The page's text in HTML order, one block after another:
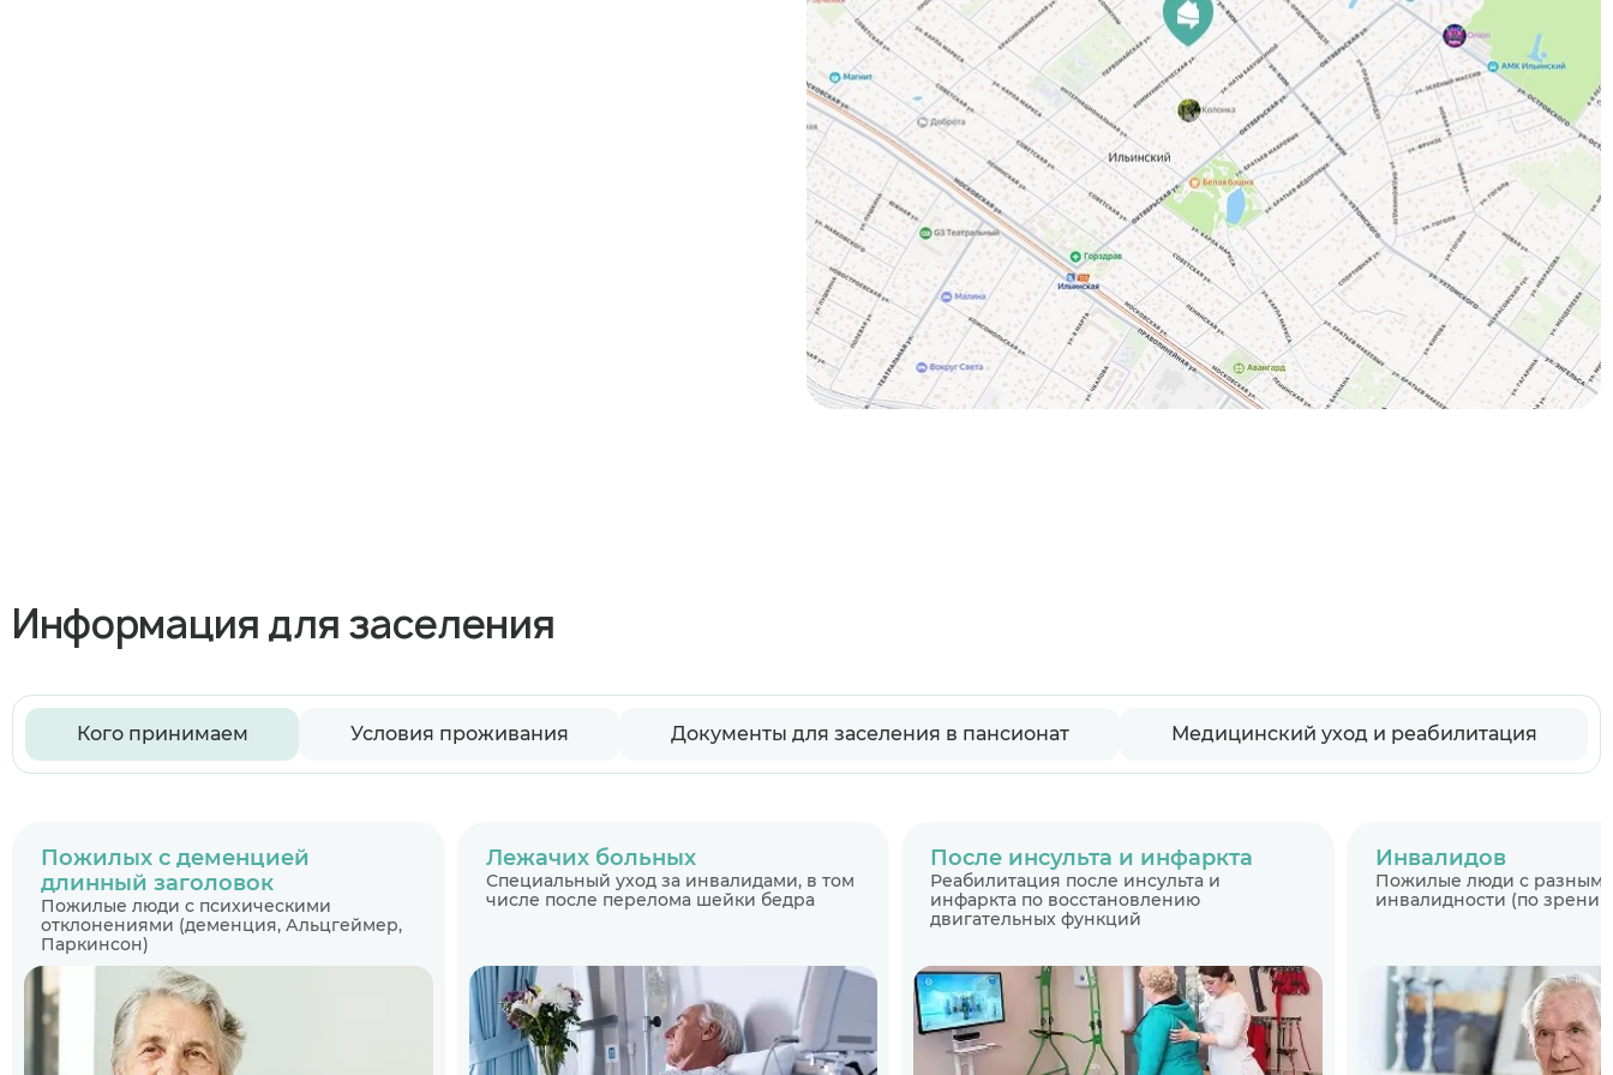
Информация для заселения
Кого принимаем Условия проживания Документы для заселения в пансионат Медицинский уход и реабилитация
Пожилых с деменцией
длинный заголовок
Пожилые люди с психическими
отклонениями (деменция, Альцгеймер,
Паркинсон)
Лежачих больных
Специальный уход за инвалидами, в том
числе после перелома шейки бедра
После инсульта и инфаркта
Реабилитация после инсульта и
инфаркта по восстановлению
двигательных функций
Инвалидов
Пожилые люди с
инвалидности (по